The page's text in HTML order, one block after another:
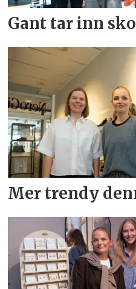
Gant tar inn
Mer trendy